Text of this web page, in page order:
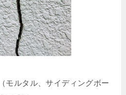
モルタル、サイディングボー